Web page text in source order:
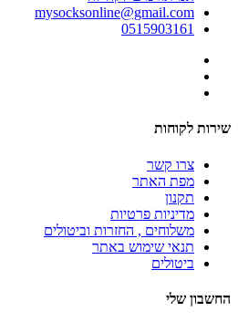
mysocksonline@gmail.com
0515903161
שירות לקוחות
צרו קשר
מפת האתר
תקנון
מדיניות פרטיות
משלוחים , החזרות וביטולים
תנאי שימוש באתר
ביטולים
החשבון שלי